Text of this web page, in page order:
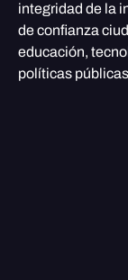
integridad de la
de confianza
educación,
políticas